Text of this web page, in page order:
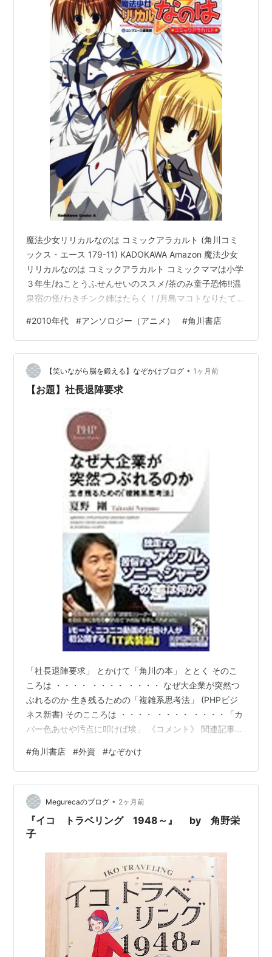
魔法少女リリカルなのは コミックアラカルト (角川コミ
ックス・エース 179-11) KADOKAWA Amazon 魔法少女
リリカルなのは コミックアラカルト コミックママは小学
３年生/ねことうふせんせいのススメ/茶のみ童子恐怖!!温
泉宿の怪/わきチンク姉はたらく！/月島マコトなりたて家
トときたらシャマルさん！/若林まことルールー密会調査
団/おだまさる2nd Mother's Day/幸ましろViVidマジカル
クッキング/つんぷんStyle Of Kindness/稀周悠希・黒井
みめい 4コマつかもとたかし/河南あすか カバー下4コマ
タマ…
#2010年代 #アンソロジー（アニメ） #角川書店
【笑いながら脳を鍛える】なぞかけブログ • 1ヶ月前
【お題】社長退陣要求
「社長退陣要求」 とかけて「角川の本」 ととく そのこ
ころは ・・・・ ・・・・ ・・・・ なぜ大企業が突然つ
ぶれるのか 生き残るための「複雑系思考法」 (PHPビジ
ネス新書) そのこころは ・・・・ ・・・・ ・・・・「カ
バー色あせや汚点に叩けば埃」 《コメント》 関連記事は
https://news.yahoo.co.jp/articles/da11e6bdc240f17ad1
7471f29910178c751e31a1 株主から文句を言われたくな
いのなら、 株を非公開にするしかないよね。 【清きご一
票を】人気ｂｌｏｇランキング（社会経済ニュース部
門）に登録しています。もし上のなぞか…
#角川書店 #外資 #なぞかけ
Megurecaのブログ • 2ヶ月前
『イコ トラベリング 1948～』 by 角野栄
子